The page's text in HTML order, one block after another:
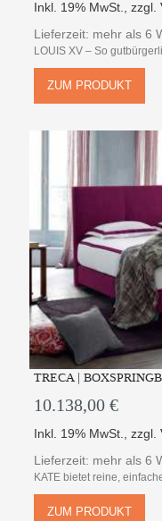
Inkl. 19% MwSt.,zzgl.
Lieferzeit: mehr als 6
LOUIS XV – So
ZUM PRODUKT
TRECA |
10.138,00 €
Inkl. 19% MwSt. ,zzgl.
Lieferzeit: mehr als 6
KATE bietet reine,
ZUM PRODUKT